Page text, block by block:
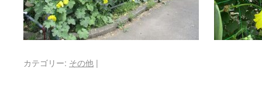
カテゴリー: その他 |